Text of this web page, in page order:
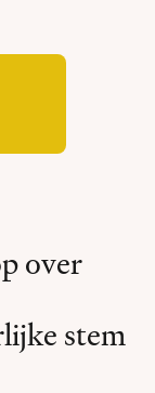
over
stem